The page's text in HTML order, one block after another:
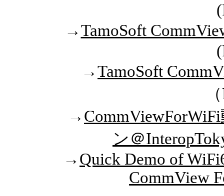
→TamoSoft
→TamoSoft
→
ン＠
→Quick Demo of
CommView